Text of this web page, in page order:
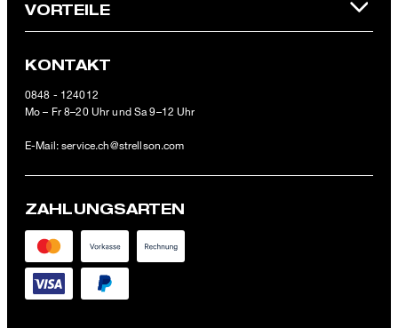
VORTEILE
KONTAKT
0848 - 124012
Mo – Fr 8–20 Uhr und Sa 9–12 Uhr
E-Mail:service.ch@strellson.com
ZAHLUNGSARTEN